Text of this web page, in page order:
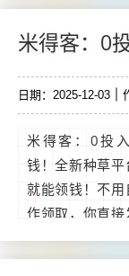
金?别急!爱创
袭，不仅优化
米得客：0
日期：2025-12-03
米得客：0投
钱！全新种草
就能领钱！不
作领取，你直接
每一单3~6元！
视频号、百家